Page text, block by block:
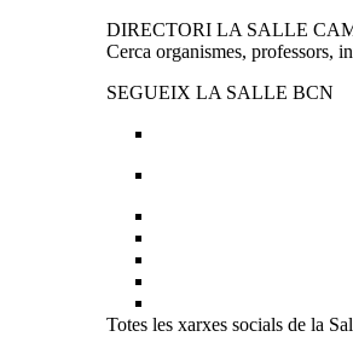
DIRECTORI LA SALLE
Cerca organismes, professors,
SEGUEIX LA SALLE BCN
Totes les xarxes socials de la